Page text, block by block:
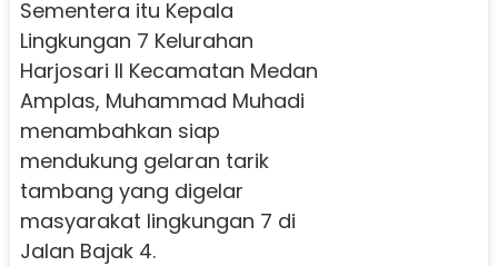
Sementera itu Kepala
Lingkungan 7 Kelurahan
Harjosari II Kecamatan Medan
Amplas, Muhammad Muhadi
menambahkan siap
mendukung gelaran tarik
tambang yang digelar
masyarakat lingkungan 7 di
Jalan Bajak 4.